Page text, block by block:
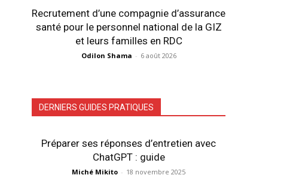
Recrutement d’une compagnie d’assurance
santé pour le personnel national de la GIZ
et leurs familles en RDC
Odilon Shama - 6 août 2026
DERNIERS GUIDES PRATIQUES
Préparer ses réponses d’entretien avec
ChatGPT : guide
Miché Mikito - 18 novembre 2025